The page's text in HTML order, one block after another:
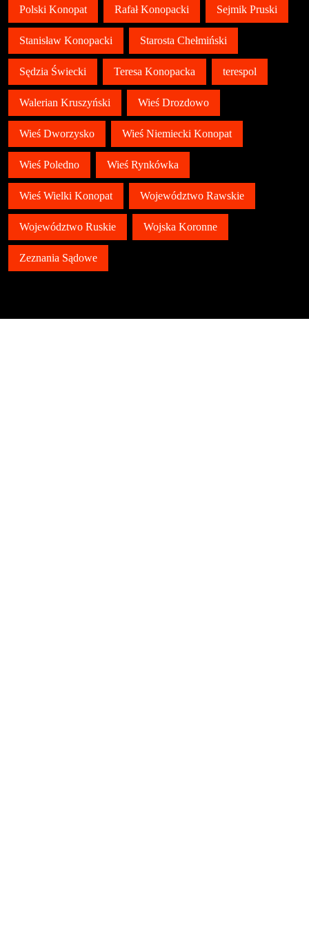
Polski Konopat Rafał Konopacki Sejmik Pruski
Stanisław Konopacki Starosta Chełmiński
Sędzia Świecki Teresa Konopacka terespol
Walerian Kruszyński Wieś Drozdowo
Wieś Dworzysko Wieś Niemiecki Konopat
Wieś Poledno Wieś Rynkówka
Wieś Wielki Konopat Województwo Rawskie
Województwo Ruskie Wojska Koronne
Zeznania Sądowe